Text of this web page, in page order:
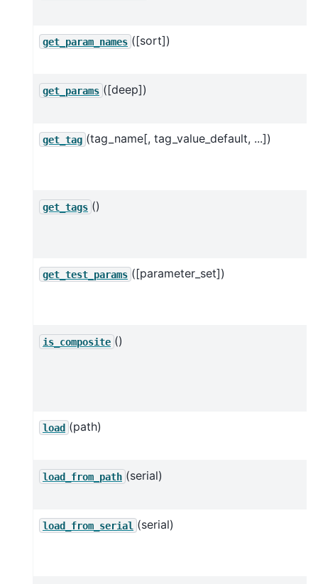
get_param_names ([sort])
get_params ([deep])
get_tag (tag_name[, tag_value_default, ...])
get_tags ()
get_test_params ([parameter_set])
is_composite ()
load (path)
load_from_path (serial)
load_from_serial (serial)